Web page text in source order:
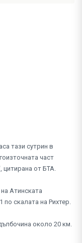
тази сутрин в
част
от БТА.
Атинската
скалата на Рихтер.
около 20 км.